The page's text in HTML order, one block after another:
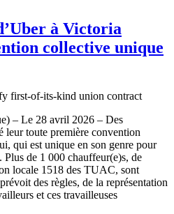
à Victoria
collective unique
– Le 28 avril 2026 – Des
leur toute première convention
qui est unique en son genre pour
Plus de 1 000 chauffeur(e)s, de
locale 1518 des TUAC, sont
des règles, de la représentation
et ces travailleuses